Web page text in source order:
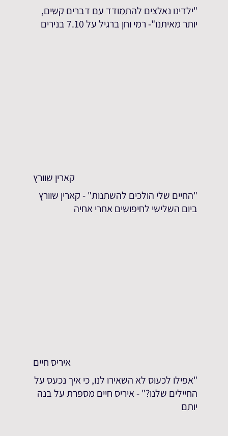
"ילדינו נאלצים להתמודד עם דברים קשים,
יותר מאיתנו"- רמי וחן ברגיל על 7.10 בנירים
קארין שוורץ
"החיים שלי הולכים להשתנות" - קארין שוורץ
ביום השלישי לחיפושים אחרי אחיה
איריס חיים
"אפילו לכעוס לא השאירו לנו, כי איך נכעס על
החיילים שלנו?" - איריס חיים מספרת על בנה
יותם